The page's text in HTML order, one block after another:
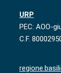
URP
PEC: AOO-
C.F.